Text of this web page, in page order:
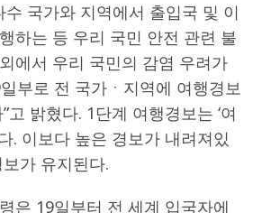
수 국가와 지역에서 출입국 및 이
하는 등 우리 국민 안전 관련 불
에서 우리 국민의 감염 우려가
부로 전 국가ㆍ지역에 여행경보
고 밝혔다. 1단계 여행경보는 ‘여
. 이보다 높은 경보가 내려져있
가 유지된다.
은 19일부터 전 세계 입국자에